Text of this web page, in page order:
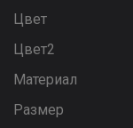
Цвет
Цвет2
Материал
Размер